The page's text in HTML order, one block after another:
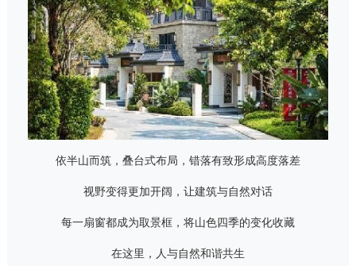
依半山而筑，叠台式布局，错落有致形成高度落差
视野变得更加开阔，让建筑与自然对话
每一扇窗都成为取景框，将山色四季的变化收藏
在这里，人与自然和谐共生